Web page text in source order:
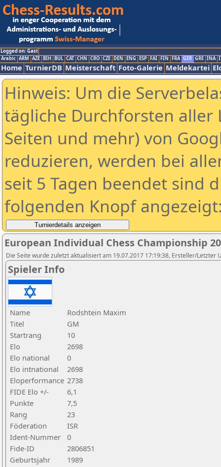
Logged on: Gast
Arabic ARM AZE BIH BUL CAT CHN CRO CZE DEN ENG ESP FAI FIN FRA GER GRE INA
Home TurnierDB Meisterschaft Foto-Galerie Meldekartei
Hinweis: Um die
tägliche Durchforsten aller
Seiten und mehr) von
reduzieren, werden bei
seit 5 Tagen beendet sind
folgenden Knopf
European Individual Chess Championship
Die Seite wurde zuletzt aktualisiert am 19.07.2017 17:19:38, Ersteller/Letzter
Spieler Info
Name
Rodshtein Maxim
Titel
GM
Startrang
10
Elo
2698
Elo national
0
Elo intnational
2698
Eloperformance 2738
FIDE Elo +/-
6,1
Punkte
7,5
Rang
23
Föderation
ISR
Ident-Nummer
0
Fide-ID
2806851
Geburtsjahr
1989